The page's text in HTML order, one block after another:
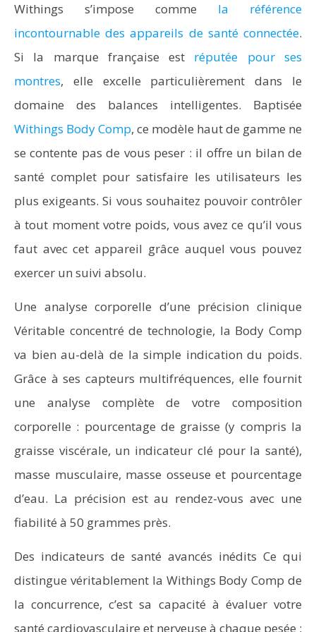
Withings s’impose comme la référence
incontournable des appareils de santé connectée.
Si la marque française est réputée pour ses
montres, elle excelle particulièrement dans le
domaine des balances intelligentes. Baptisée
Withings Body Comp, ce modèle haut de gamme ne
se contente pas de vous peser : il offre un bilan de
santé complet pour satisfaire les utilisateurs les
plus exigeants. Si vous souhaitez pouvoir contrôler
à tout moment votre poids, vous avez ce qu’il vous
faut avec cet appareil grâce auquel vous pouvez
exercer un suivi absolu.
Une analyse corporelle d’une précision clinique
Véritable concentré de technologie, la Body Comp
va bien au-delà de la simple indication du poids.
Grâce à ses capteurs multifréquences, elle fournit
une analyse complète de votre composition
corporelle : pourcentage de graisse (y compris la
graisse viscérale, un indicateur clé pour la santé),
masse musculaire, masse osseuse et pourcentage
d’eau. La précision est au rendez-vous avec une
fiabilité à 50 grammes près.
Des indicateurs de santé avancés inédits Ce qui
distingue véritablement la Withings Body Comp de
la concurrence, c’est sa capacité à évaluer votre
santé cardiovasculaire et nerveuse à chaque pesée :